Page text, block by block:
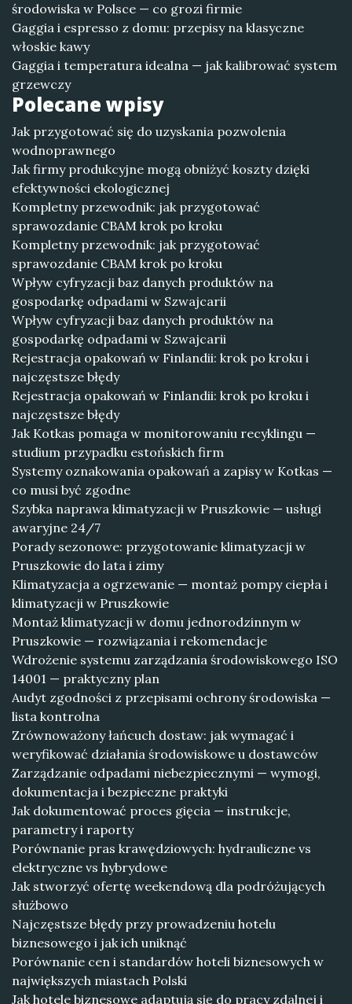
środowiska w Polsce — co grozi firmie
Gaggia i espresso z domu: przepisy na klasyczne
włoskie kawy
Gaggia i temperatura idealna — jak kalibrować system
grzewczy
Polecane wpisy
Jak przygotować się do uzyskania pozwolenia
wodnoprawnego
Jak firmy produkcyjne mogą obniżyć koszty dzięki
efektywności ekologicznej
Kompletny przewodnik: jak przygotować
sprawozdanie CBAM krok po kroku
Kompletny przewodnik: jak przygotować
sprawozdanie CBAM krok po kroku
Wpływ cyfryzacji baz danych produktów na
gospodarkę odpadami w Szwajcarii
Wpływ cyfryzacji baz danych produktów na
gospodarkę odpadami w Szwajcarii
Rejestracja opakowań w Finlandii: krok po kroku i
najczęstsze błędy
Rejestracja opakowań w Finlandii: krok po kroku i
najczęstsze błędy
Jak Kotkas pomaga w monitorowaniu recyklingu —
studium przypadku estońskich firm
Systemy oznakowania opakowań a zapisy w Kotkas —
co musi być zgodne
Szybka naprawa klimatyzacji w Pruszkowie — usługi
awaryjne 24/7
Porady sezonowe: przygotowanie klimatyzacji w
Pruszkowie do lata i zimy
Klimatyzacja a ogrzewanie — montaż pompy ciepła i
klimatyzacji w Pruszkowie
Montaż klimatyzacji w domu jednorodzinnym w
Pruszkowie — rozwiązania i rekomendacje
Wdrożenie systemu zarządzania środowiskowego ISO
14001 — praktyczny plan
Audyt zgodności z przepisami ochrony środowiska —
lista kontrolna
Zrównoważony łańcuch dostaw: jak wymagać i
weryfikować działania środowiskowe u dostawców
Zarządzanie odpadami niebezpiecznymi — wymogi,
dokumentacja i bezpieczne praktyki
Jak dokumentować proces gięcia — instrukcje,
parametry i raporty
Porównanie pras krawędziowych: hydrauliczne vs
elektryczne vs hybrydowe
Jak stworzyć ofertę weekendową dla podróżujących
służbowo
Najczęstsze błędy przy prowadzeniu hotelu
biznesowego i jak ich uniknąć
Porównanie cen i standardów hoteli biznesowych w
największych miastach Polski
Jak hotele biznesowe adaptują się do pracy zdalnej i